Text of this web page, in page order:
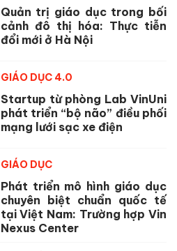
Quản trị giáo dục trong bối
cảnh đô thị hóa: Thực tiễn
đổi mới ở Hà Nội
GIÁO DỤC 4.0
Startup từ phòng Lab VinUni
phát triển “bộ não” điều phối
mạng lưới sạc xe điện
GIÁO DỤC
Phát triển mô hình giáo dục
chuyên biệt chuẩn quốc tế
tại Việt Nam: Trường hợp Vin
Nexus Center